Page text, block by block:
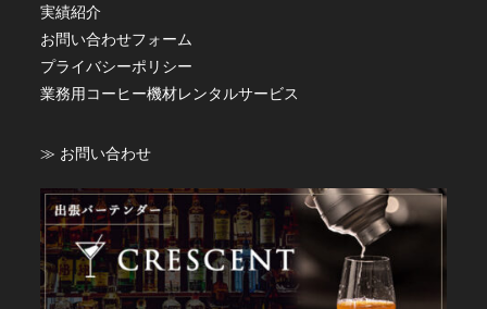
実績紹介
お問い合わせフォーム
プライバシーポリシー
業務用コーヒー機材レンタルサービス
≫ お問い合わせ